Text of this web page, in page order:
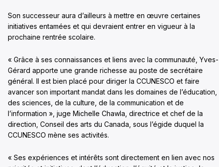
Son successeur aura d’ailleurs à mettre en œuvre certaines
initiatives entamées et qui devraient entrer en vigueur à la
prochaine rentrée scolaire.
« Grâce à ses connaissances et liens avec la communauté, Yves-
Gérard apporte une grande richesse au poste de secrétaire
général. Il est bien placé pour diriger la CCUNESCO et faire
avancer son important mandat dans les domaines de l’éducation,
des sciences, de la culture, de la communication et de
l’information », juge Michelle Chawla, directrice et chef de la
direction, Conseil des arts du Canada, sous l’égide duquel la
CCUNESCO mène ses activités.
« Ses expériences et intérêts sont directement en lien avec nos